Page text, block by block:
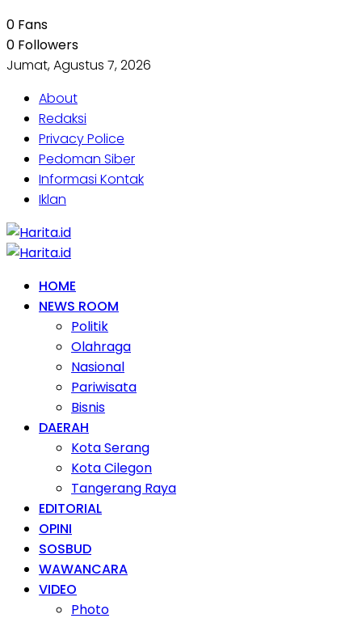
0 Fans
0 Followers
Jumat, Agustus 7, 2026
About
Redaksi
Privacy Police
Pedoman Siber
Informasi Kontak
Iklan
HOME
NEWS ROOM
Politik
Olahraga
Nasional
Pariwisata
Bisnis
DAERAH
Kota Serang
Kota Cilegon
Tangerang Raya
EDITORIAL
OPINI
SOSBUD
WAWANCARA
VIDEO
Photo